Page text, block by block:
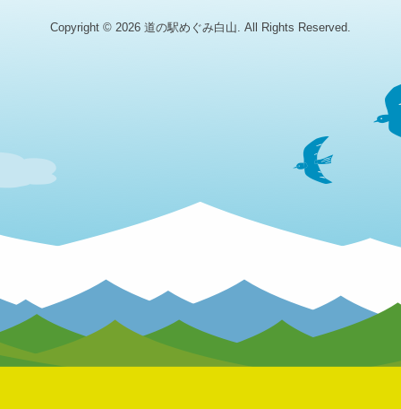
Copyright © 2026 道の駅めぐみ白山. All Rights Reserved.